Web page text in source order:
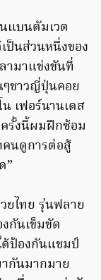
แบนตัมเวต
ป็นส่วนหนึ่งของ
ามาแข่งขันที่
ชาวญี่ปุ่นคอย
เฟอร์นานเดส
รั้งนี้ผมฝึกซ้อม
นดูการต่อสู้
”
ยไทย รุ่นฟลาย
กันเข็มขัด
ป้องกันแชมป์
กันมากมาย